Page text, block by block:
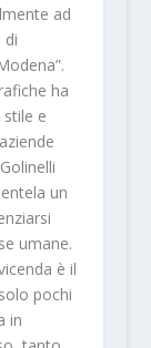
ad
di
ha
e
un
umane.
è il
pochi
in